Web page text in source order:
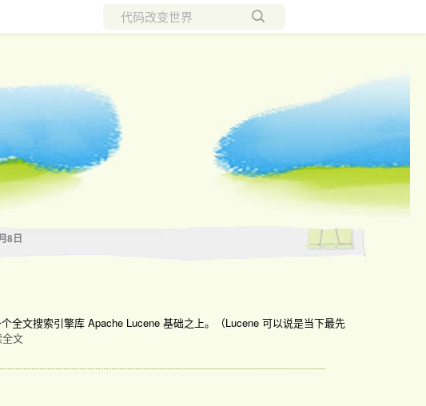
8日
文搜索引擎库 Apache Lucene 基础之上。（Lucene 可以说是当下最先
文